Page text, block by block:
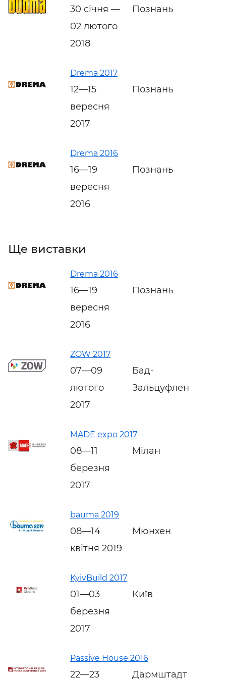
30 січня —
02 лютого
2018
Познань
Drema 2017
12—15
вересня
2017
Познань
Drema 2016
16—19
вересня
2016
Познань
Ще виставки
Drema 2016
16—19
вересня
2016
Познань
ZOW 2017
07—09
лютого
2017
Бад-
Зальцуфлен
MADE expo 2017
08—11
березня
2017
Мілан
bauma 2019
08—14
квітня 2019
Мюнхен
KyivBuild 2017
01—03
березня
2017
Київ
Passive House 2016
22—23 Дармштадт